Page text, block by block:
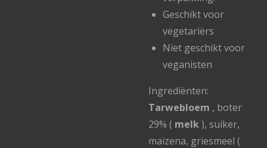
Geschikt voor
vegetariërs
Niet geschikt voor
veganisten
Ingrediënten:
Tarwebloem , boter
29% ( melk), suiker,
maïzena, griesmeel (